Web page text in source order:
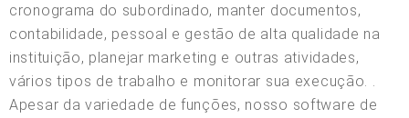
cronograma do subordinado, manter documentos,
contabilidade, pessoal e gestão de alta qualidade na
instituição, planejar marketing e outras atividades,
vários tipos de trabalho e monitorar sua execução. .
Apesar da variedade de funções, nosso software de